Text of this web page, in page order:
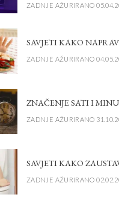
ZADNJE AŽURIRANO
SAVJETI KAKO
ZADNJE AŽURIRANO
ZNAČENJE SATI I
ZADNJE AŽURIRANO
SAVJETI KAKO
ZADNJE AŽURIRANO